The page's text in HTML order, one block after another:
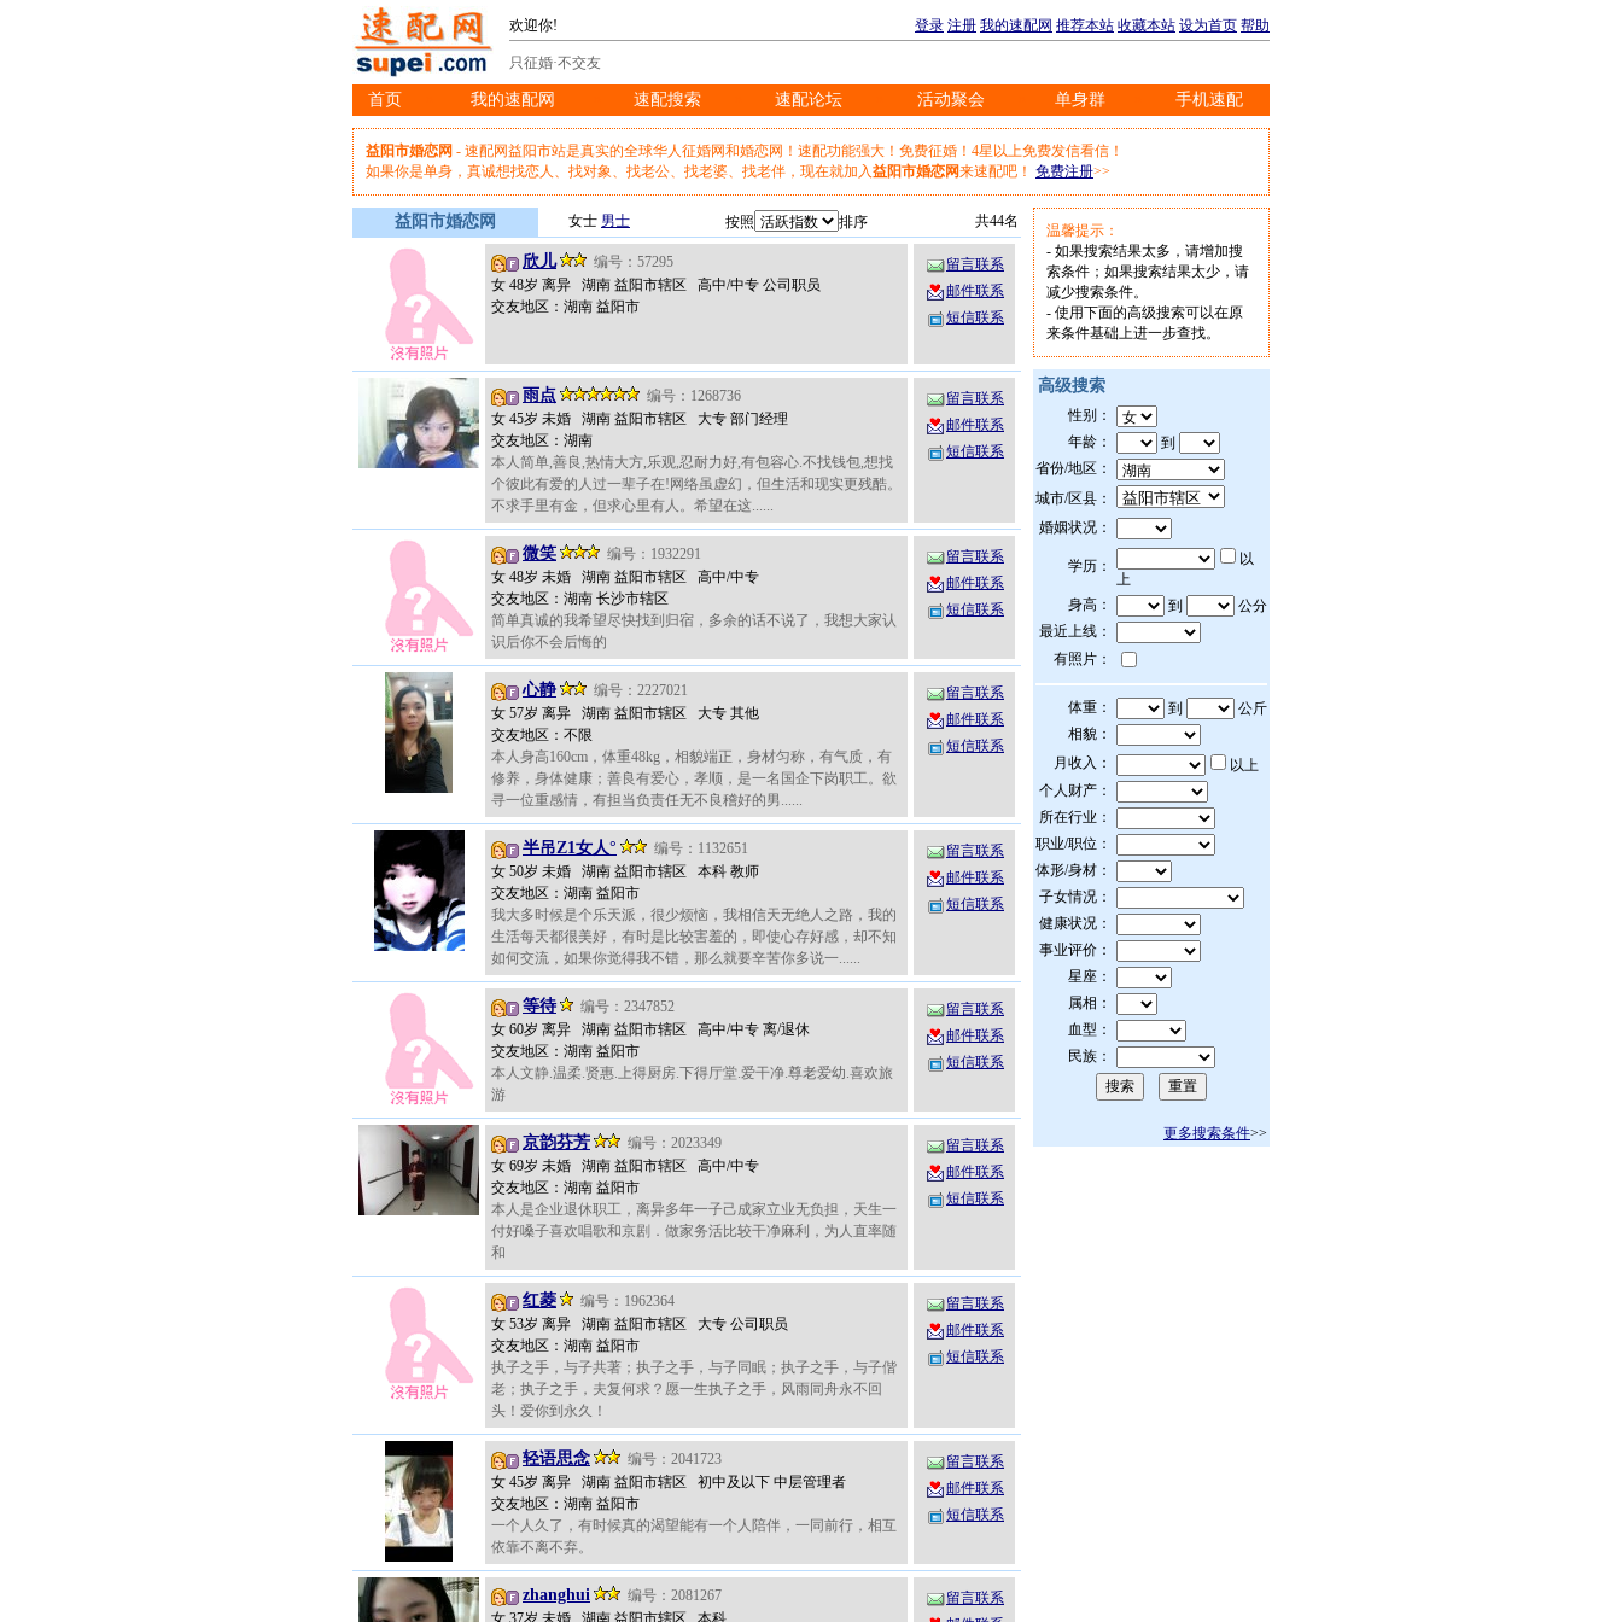
欢迎你! 登录 注册 我的速配网 推荐本站 收藏本站 设为首页 帮助
只征婚·不交友
首页 我的速配网 速配搜索 速配论坛 活动聚会 单身群 手机速配
益阳市婚恋网 - 速配网益阳市站是真实的全球华人征婚网和婚恋网！速配功能强大！免费征婚！4星以上免费发信看信！
如果你是单身，真诚想找恋人、找对象、找老公、找老婆、找老伴，现在就加入益阳市婚恋网来速配吧！ 免费注册>>
益阳市婚恋网 女士 男士 按照 排序 共44名
欣儿
编号：57295
女 48岁 离异 湖南 益阳市辖区 高中/中专 公司职员
交友地区：湖南 益阳市
留言联系
邮件联系
短信联系
雨点
编号：1268736
女 45岁 未婚 湖南 益阳市辖区 大专 部门经理
交友地区：湖南
本人简单,善良,热情大方,乐观,忍耐力好,有包容心.不找钱包,想找
个彼此有爱的人过一辈子在!网络虽虚幻，但生活和现实更残酷。
不求手里有金，但求心里有人。希望在这......
留言联系
邮件联系
短信联系
微笑
编号：1932291
女 48岁 未婚 湖南 益阳市辖区 高中/中专
交友地区：湖南 长沙市辖区
简单真诚的我希望尽快找到归宿，多余的话不说了，我想大家认
识后你不会后悔的
留言联系
邮件联系
短信联系
心静
编号：2227021
女 57岁 离异 湖南 益阳市辖区 大专 其他
交友地区：不限
本人身高160cm，体重48kg，相貌端正，身材匀称，有气质，有
修养，身体健康；善良有爱心，孝顺，是一名国企下岗职工。欲
寻一位重感情，有担当负责任无不良稽好的男......
留言联系
邮件联系
短信联系
半吊Z1女人°
编号：1132651
女 50岁 未婚 湖南 益阳市辖区 本科 教师
交友地区：湖南 益阳市
我大多时候是个乐天派，很少烦恼，我相信天无绝人之路，我的
生活每天都很美好，有时是比较害羞的，即使心存好感，却不知
如何交流，如果你觉得我不错，那么就要辛苦你多说一......
留言联系
邮件联系
短信联系
等待
编号：2347852
女 60岁 离异 湖南 益阳市辖区 高中/中专 离/退休
交友地区：湖南 益阳市
本人文静.温柔.贤惠.上得厨房.下得厅堂.爱干净.尊老爱幼.喜欢旅
游
留言联系
邮件联系
短信联系
京韵芬芳
编号：2023349
女 69岁 未婚 湖南 益阳市辖区 高中/中专
交友地区：湖南 益阳市
本人是企业退休职工，离异多年一子己成家立业无负担，天生一
付好嗓子喜欢唱歌和京剧．做家务活比较干净麻利，为人直率随
和
留言联系
邮件联系
短信联系
红菱
编号：1962364
女 53岁 离异 湖南 益阳市辖区 大专 公司职员
交友地区：湖南 益阳市
执子之手，与子共著；执子之手，与子同眠；执子之手，与子偕
老；执子之手，夫复何求？愿一生执子之手，风雨同舟永不回
头！爱你到永久！
留言联系
邮件联系
短信联系
轻语思念
编号：2041723
女 45岁 离异 湖南 益阳市辖区 初中及以下 中层管理者
交友地区：湖南 益阳市
一个人久了，有时候真的渴望能有一个人陪伴，一同前行，相互
依靠不离不弃。
留言联系
邮件联系
短信联系
zhanghui
编号：2081267
留言联系
温馨提示：
- 如果搜索结果太多，请增加搜
索条件；如果搜索结果太少，请
减少搜索条件。
- 使用下面的高级搜索可以在原
来条件基础上进一步查找。
高级搜索
性别：
年龄：
到
省份/地区：
城市/区县：
婚姻状况：
学历：
以
上
身高：
到
公分
最近上线：
有照片：
体重： 到
公斤
相貌：
月收入：
以上
个人财产：
所在行业：
职业/职位：
体形/身材：
子女情况：
健康状况：
事业评价：
星座：
属相：
血型：
民族：
更多搜索条件>>